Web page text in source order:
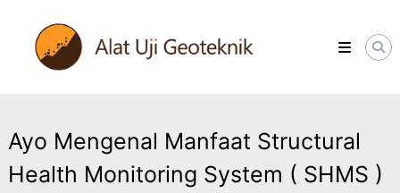
content
ALATUJIGEOTEKNIK.COM
DISTRIBUTOR
INSTRUMENT
Ayo Mengenal Manfaat Structural
Health Monitoring System ( SHMS )